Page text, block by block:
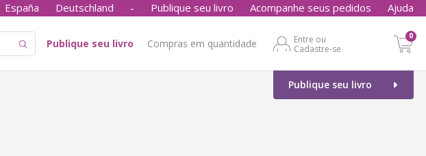
España Deutschland - Publique seu livro Acompanhe seus pedidos Ajuda
Publique seu livro Compras em quantidade
Entre ou
Cadastre-se
0
Publique seu livro